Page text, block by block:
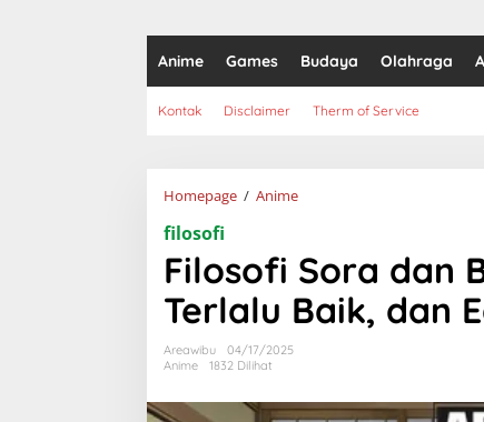
Anime Games Budaya Olahraga
Kontak Disclaimer Therm of Service
Homepage / AnimeFilosofi
Biyomon:
Approval
Seeker,
Terlalu
filosofi
Filosofi Sora dan
Terlalu Baik, dan
Areawibu
04/17/2025
Anime
1832 Dilihat